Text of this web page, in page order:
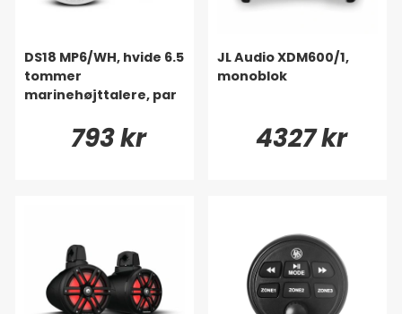
DS18 MP6/WH, hvide 6.5
tommer
marinehøjttalere, par
793 kr
JL Audio XDM600/1,
monoblok
4327 kr